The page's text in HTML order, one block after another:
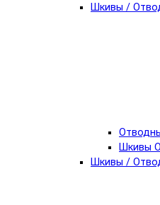
Шкивы /
Шкивы
Шкивы /